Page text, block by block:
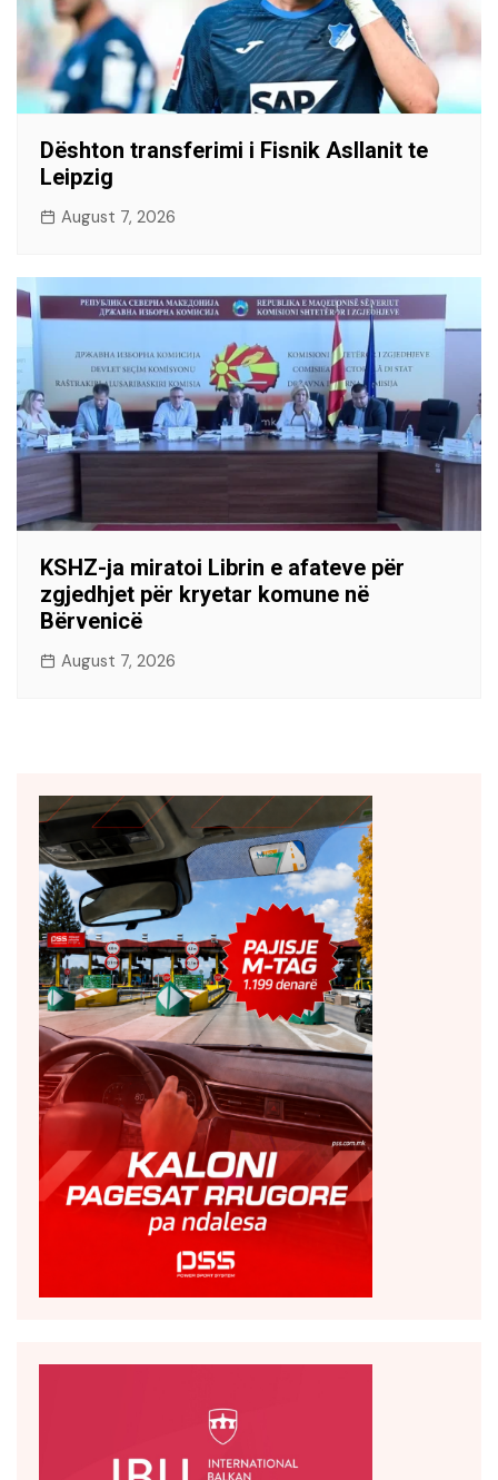
Dështon transferimi i Fisnik Asllanit te
Leipzig
August 7, 2026
KSHZ-ja miratoi Librin e afateve për
zgjedhjet për kryetar komune në
Bërvenicë
August 7, 2026